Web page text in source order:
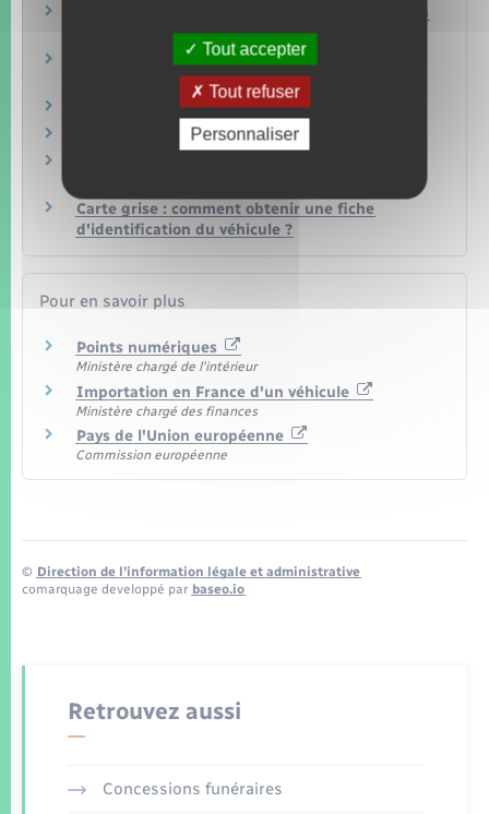
Carte grise : avec quels documents prouver son
Carte grise : comment justifier de son domicile
Peut-on plastifier une carte grise ?
Peut-on choisir son adresse sur la carte grise ?
Carte grise : comment obtenir une fiche
d'identification du véhicule ?
Pour en savoir plus
Points numériques
Ministère chargé de l'intérieur
Importation en France d'un véhicule
Ministère chargé des finances
Pays de l'Union européenne
Commission européenne
© Direction de l’information légale et administrative
comarquage developpé par baseo.io
Retrouvez aussi
Concessions funéraires
Tout accepter
Tout refuser
Personnaliser